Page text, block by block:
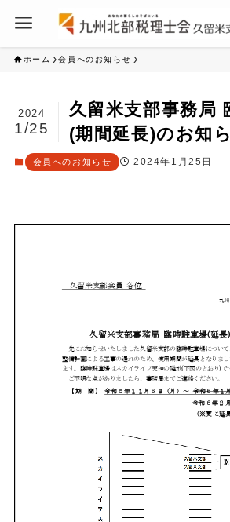
ホーム 会員へのお知らせ
久留米支部事務局
(期間延長)のお知
2024
1/25
会員へのお知らせ 2024年1月25日